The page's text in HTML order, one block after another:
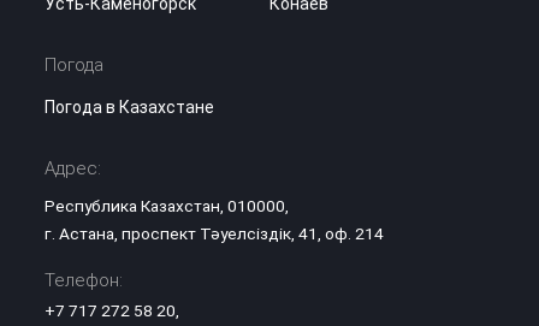
Усть-Каменогорск
Конаев
Погода
Погода в Казахстане
Адрес:
Республика Казахстан, 010000,
г. Астана, проспект Тәуелсіздік, 41, оф. 214
Телефон:
+7 717 272 58 20,